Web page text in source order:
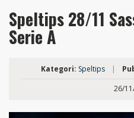
Speltips 28/11
Serie A
Kategori: Speltips |
26/